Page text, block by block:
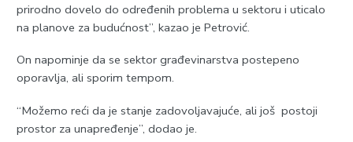
prirodno dovelo do određenih problema u sektoru i uticalo
na planove za budućnost”, kazao je Petrović.
On napominje da se sektor građevinarstva postepeno
oporavlja, ali sporim tempom.
“Možemo reći da je stanje zadovoljavajuće, ali još postoji
prostor za unapređenje”, dodao je.